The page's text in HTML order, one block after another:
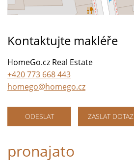
Kontaktujte makléře
HomeGo.cz Real Estate
+420 773 668 443
homego@homego.cz
ODESLAT ZASLAT DOTAZ
pronajato